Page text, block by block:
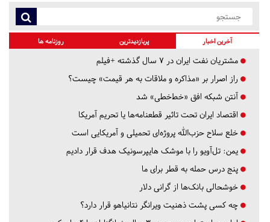
آخرین اخبار پربازدیدترین روزنامه ها
مشتریان نفت ایران در ۷ سال گذشته +فیلم
راز اصرار بر «مذاکره و ملاقات به هر قیمت» چیست؟
آنتن شبکه افق «خط‌خطی» شد
اقتصاد ایران تحت تاثیر قطعنامه‌ها یا تحریم‌ آمریکا
خلع سلاح حزب‌الله پروژه‌ای تحمیلی و آمریکایی است
یمن: تل‌آویو را با موشک هایپرسونیک هدف قرار دادیم
پنج درس‌ حمله به قطر برای ما
خوشحالی بانک‌ها از گرانی دلار
چه کسی پشت ذهنیت ویرانگر نتانیاهو قرار دارد؟